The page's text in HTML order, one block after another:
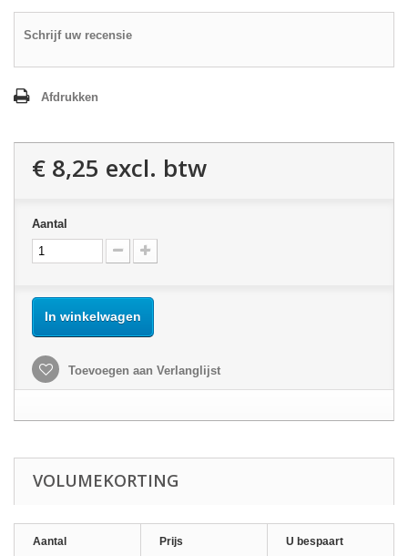
Schrijf uw recensie
Afdrukken
€ 8,25 excl. btw
Aantal
In winkelwagen
Toevoegen aan Verlanglijst
VOLUMEKORTING
Aantal Prijs U bespaart